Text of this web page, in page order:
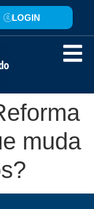
LOGIN
muda